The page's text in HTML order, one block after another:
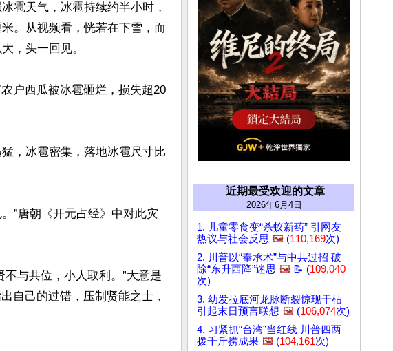
雹天气，冰雹持续约半小时，
。从视频看，恍若在下雪，而
，头一回见。
户西瓜被冰雹砸烂，损失超20
，冰雹密集，落地冰雹尺寸比
”唐朝《开元占经》中对此灾
与共位，小人取利。”大意是
自己的过错，压制贤能之士，
近期最受欢迎的文章
2026年6月4日
1. 儿童零食变“杀蚁新药” 引网友
热议与社会反思 🖼️ (110,169次)
2. 川普以“奉承术”与中共过招 破
除“东升西降”迷思 🖼️ 📝 (109,040
次)
3. 幼发拉底河龙脉断裂惊现干枯
引起末日预言联想 🖼️ (106,074次)
4. 习紧抓“台湾”当红线 川普四两
拨千斤捞成果 🖼️ (104,161次)